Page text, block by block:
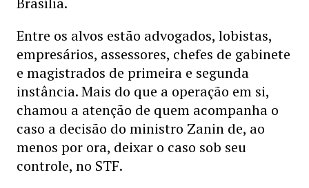
Entre os alvos estão advogados, lobistas,
empresários, assessores, chefes de gabinete
e magistrados de primeira e segunda
instância. Mais do que a operação em si,
chamou a atenção de quem acompanha o
caso a decisão do ministro Zanin de, ao
menos por ora, deixar o caso sob seu
controle, no STF.